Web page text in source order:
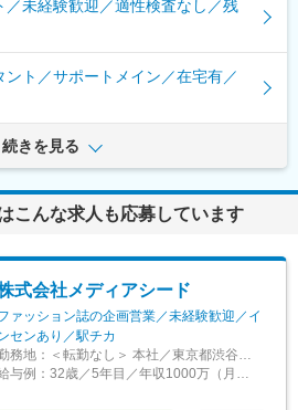
未経験歓迎／適性検査なし／残
ント／サポートメイン／在宅有／
続きを見る
こんな求人も応募しています
式会社メディアシード
ァッション誌の企画営業／未経験歓迎／イ
センあり／駅チカ
務地： ＜転勤なし＞ 本社／東京都渋谷区代々木1-29-5 YKビル5階 ★出張で日本全国の企業や店舗を訪問できます！ 【アクセス】 JR山手線・中央本線、都営大江戸線「代々木駅」より徒歩1分
与例： 32歳／5年目／年収1000万（月給25万以上+各種手当+インセンティブ+賞与）